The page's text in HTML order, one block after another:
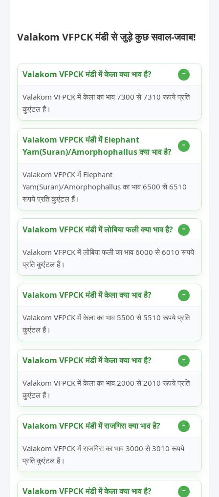
Valakom VFPCK मंडी से जुड़े कुछ सवाल-जवाब!
Valakom VFPCK मंडी में केला क्या भाव है?
Valakom VFPCK में केला का भाव 7300 से 7310 रूपये प्रति
कुएंटल हैं।
Valakom VFPCK मंडी में Elephant
Yam(Suran)/Amorphophallus क्या भाव है?
Valakom VFPCK में Elephant
Yam(Suran)/Amorphophallus का भाव 6500 से 6510
रूपये प्रति कुएंटल हैं।
Valakom VFPCK मंडी में लोबिया फली क्या भाव है?
Valakom VFPCK में लोबिया फली का भाव 6000 से 6010 रूपये
प्रति कुएंटल हैं।
Valakom VFPCK मंडी में केला क्या भाव है?
Valakom VFPCK में केला का भाव 5500 से 5510 रूपये प्रति
कुएंटल हैं।
Valakom VFPCK मंडी में केला क्या भाव है?
Valakom VFPCK में केला का भाव 2000 से 2010 रूपये प्रति
कुएंटल हैं।
Valakom VFPCK मंडी में राजगिरा क्या भाव है?
Valakom VFPCK में राजगिरा का भाव 3000 से 3010 रूपये
प्रति कुएंटल हैं।
Valakom VFPCK मंडी में केला क्या भाव है?